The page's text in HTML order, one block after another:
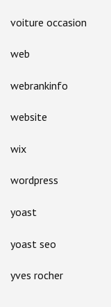
voiture occasion
web
webrankinfo
website
wix
wordpress
yoast
yoast seo
yves rocher